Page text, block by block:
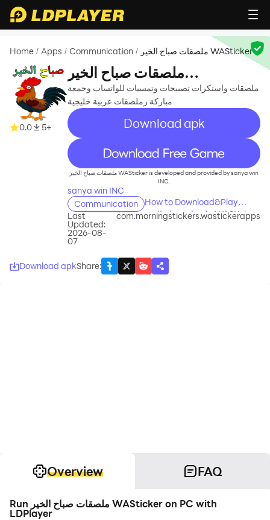
Home / Apps / Communication / ملصقات صباح الخير WASticker
0.0 5+
ملصقات صباح الخير
WASticker
ملصقات واستكرات تصبيحات وتمسيات للواتساب وجمعة
مباركة زملصقات عربية خليجية
Download apk
recommend
ملصقات صباح الخير WASticker is developed and provided by sanya win
INC.
sanya win INC
Communication
How to Download&Play
ملصقات صباح الخير WASticker
Last
Updated:
2026-08-
07
com.morningstickers.wastickerapps
Download apkShare:
Overview FAQ
Run ملصقات صباح الخير WASticker on PC with
LDPlayer